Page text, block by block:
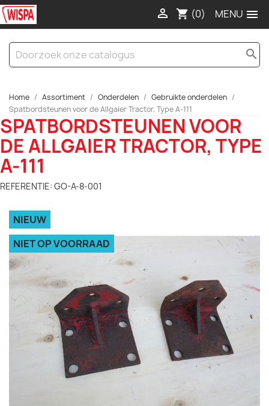

shopping_cart (0)

search
Home Assortiment Onderdelen
Gebruikte onderdelen
Spatbordsteunen voor de Allgaier Tractor, Type A-111
SPATBORDSTEUNEN VOOR
DE ALLGAIER TRACTOR, TYPE
A-111
REFERENTIE: GO-A-8-001
NIEUW
NIET OP VOORRAAD